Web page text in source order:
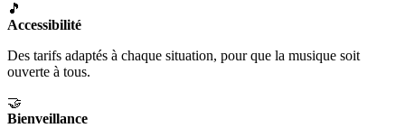
🎵
Accessibilité
Des tarifs adaptés à chaque situation, pour que la musique soit
ouverte à tous.
🤝
Bienveillance